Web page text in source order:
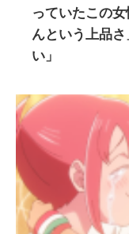
っていたこの
んという上品
い」